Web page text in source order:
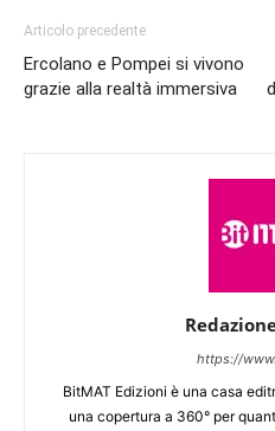
Articolo precedente
Ercolano e Pompei si vivono
grazie alla realtà immersiva
https://
BitMAT Edizioni è una casa
una copertura a 360° per